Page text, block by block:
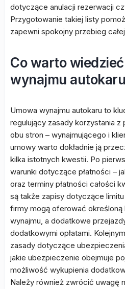
dotyczące anulacji rezerwacji
Przygotowanie takiej listy
zapewni spokojny przebieg
Co warto
wynajmu
Umowa wynajmu autokaru to
regulujący zasady korzystania z
obu stron – wynajmującego i
umowy warto dokładnie ją
kilka istotnych kwestii. Po
warunki dotyczące płatności –
oraz terminy płatności całości
są także zapisy dotyczące
firmy mogą oferować
wynajmu, a dodatkowe
dodatkowymi opłatami.
zasady dotyczące
jakie ubezpieczenie obejmuje
możliwość wykupienia
Należy również zwrócić uwagę